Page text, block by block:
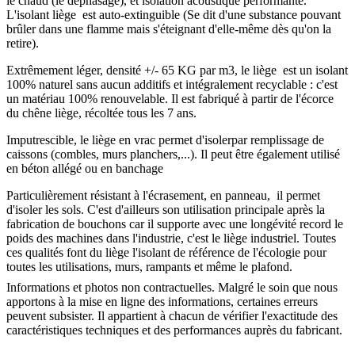
L'isolant liège est auto-extinguible (Se dit d'une substance pouvant
brûler dans une flamme mais s'éteignant d'elle-même dès qu'on la
retire).
Extrêmement léger, densité +/- 65 KG par m3, le liège est un isolant
100% naturel sans aucun additifs et intégralement recyclable : c'est
un matériau 100% renouvelable. Il est fabriqué à partir de l'écorce
du chêne liège, récoltée tous les 7 ans.
Imputrescible, le liège en vrac permet d'isolerpar remplissage de
caissons (combles, murs planchers,...). Il peut être également utilisé
en béton allégé ou en banchage
Particulièrement résistant à l'écrasement, en panneau, il permet
d'isoler les sols. C'est d'ailleurs son utilisation principale après la
fabrication de bouchons car il supporte avec une longévité record le
poids des machines dans l'industrie, c'est le liège industriel. Toutes
ces qualités font du liège l'isolant de référence de l'écologie pour
toutes les utilisations, murs, rampants et même le plafond.
Informations et photos non contractuelles. Malgré le soin que nous
apportons à la mise en ligne des informations, certaines erreurs
peuvent subsister. Il appartient à chacun de vérifier l'exactitude des
caractéristiques techniques et des performances auprès du fabricant.